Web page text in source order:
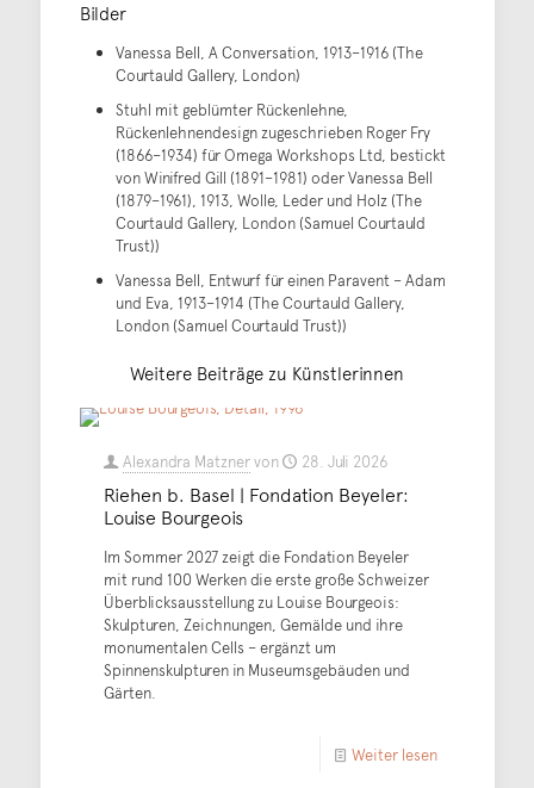
Bilder
Vanessa Bell, A Conversation, 1913–1916 (The
Courtauld Gallery, London)
Stuhl mit geblümter Rückenlehne,
Rückenlehnendesign zugeschrieben Roger Fry
(1866–1934) für Omega Workshops Ltd, bestickt
von Winifred Gill (1891–1981) oder Vanessa Bell
(1879–1961), 1913, Wolle, Leder und Holz (The
Courtauld Gallery, London (Samuel Courtauld
Trust))
Vanessa Bell, Entwurf für einen Paravent – Adam
und Eva, 1913–1914 (The Courtauld Gallery,
London (Samuel Courtauld Trust))
Weitere Beiträge zu Künstlerinnen
Alexandra Matznervon 28. Juli 2026
Riehen b. Basel | Fondation Beyeler:
Louise Bourgeois
Im Sommer 2027 zeigt die Fondation Beyeler
mit rund 100 Werken die erste große Schweizer
Überblicksausstellung zu Louise Bourgeois:
Skulpturen, Zeichnungen, Gemälde und ihre
monumentalen Cells – ergänzt um
Spinnenskulpturen in Museumsgebäuden und
Gärten.
Weiter lesen